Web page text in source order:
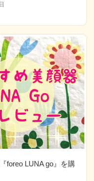
foreo LUNA go』を購